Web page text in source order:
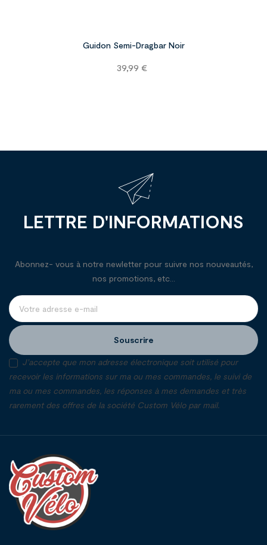
Guidon Semi-Dragbar Noir
Prix
39,99 €
LETTRE D'INFORMATIONS
Abonnez- vous à notre newletter pour suivre nos nouveautés,
nos promotions, etc...
Souscrire
J'accepte que mon adresse électronique soit utilisé pour
recevoir les informations sur ma ou mes commandes, le suivi de
ma ou mes commandes, les réponses à mes demandes et très
rarement des offres de la société Custom Vélo par mail.